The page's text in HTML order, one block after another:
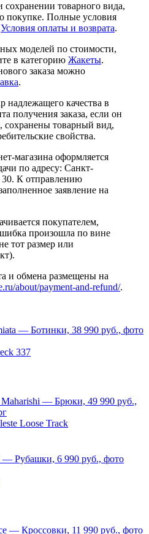
товарного вида,
покупке. Полные условия
Условия оплаты и возврата.
моделей по стоимости,
в категорию Жакеты.
заказа можно
.
надлежащего качества в
получения заказа, если он
сохранены товарный вид,
свойства.
магазина оформляется
по адресу: Санкт-
30. К отправлению
заявление на
покупателем,
произошла по вине
тот размер или
и обмена размещены на
about/payment-and-refund/.
337
Loose Track